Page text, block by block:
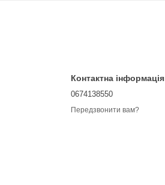
Контактна інформація
0674138550
Передзвонити вам?